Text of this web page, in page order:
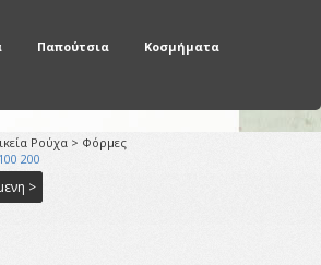
Παπούτσια Κοσμήματα
Ρούχα > Φόρμες
100 200
>